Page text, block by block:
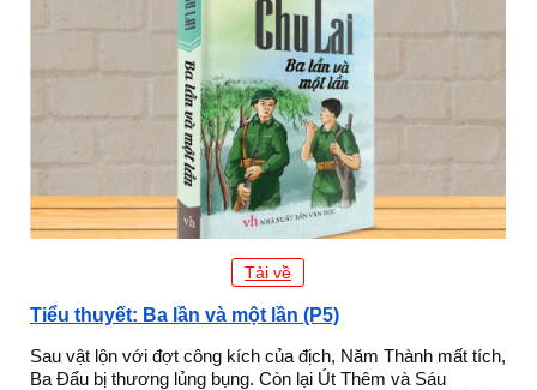
Tải về
Tiểu thuyết: Ba lần và một lần (P5)
Sau vật lộn với đợt công kích của địch, Năm Thành mất tích,
Ba Đẩu bị thương lủng bụng. Còn lại Út Thêm và Sáu